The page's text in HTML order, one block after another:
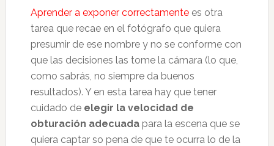
Aprender a exponer correctamentees otra
tarea que recae en el fotógrafo que quiera
presumir de ese nombre y no se conforme con
que las decisiones las tome la cámara (lo que,
como sabrás, no siempre da buenos
resultados). Y en esta tarea hay que tener
cuidado de elegir la velocidad de
obturación adecuadapara la escena que se
quiera captar so pena de que te ocurra lo de la